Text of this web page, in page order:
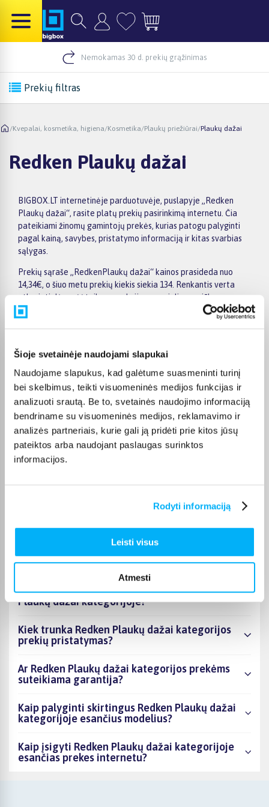
Šioje svetainėje naudojami slapukai
Naudojame slapukus, kad galėtume suasmeninti turinį
bei skelbimus, teikti visuomeninės medijos funkcijas ir
analizuoti srautą. Be to, svetainės naudojimo informaciją
bendriname su visuomeninės medijos, reklamavimo ir
analizės partneriais, kurie gali ją pridėti prie kitos jūsų
pateiktos arba naudojant paslaugas surinktos
informacijos.
Rodyti informaciją
Leisti visus
Atmesti
Nemokamas 30 d. prekių grąžinimas
Prekių filtras
/Kvepalai, kosmetika, higiena/Kosmetika/Plaukų priežiūrai/Plaukų dažai
Redken Plaukų dažai
BIGBOX.LT internetinėje parduotuvėje, puslapyje „Redken
Plaukų dažai“, rasite platų prekių pasirinkimą internetu. Čia
pateikiami žinomų gamintojų prekės, kurias patogu palyginti
pagal kainą, savybes, pristatymo informaciją ir kitas svarbias
sąlygas.
Prekių sąraše „RedkenPlaukų dažai“ kainos prasideda nuo
14,34€, o šiuo metu prekių kiekis siekia 134. Renkantis verta
atkreipti dėmesį į taikomas akcijas, specialius pasiūlymus,
techninius parametrus bei papildomas pirkimo sąlygas, kad
būtų lengviau išsirinkti geriausiai jūsų poreikius atitinkantį
Papildomi pasirinkimai ir prekių savybių filtrai padeda patogiai
susiaurinti asortimentą ir greičiau rasti tinkamą prekę.
Peržiūrėkite „RedkenPlaukų dažai“ pasiūlymus BIGBOX.LT,
palyginkite prekes ir pirkite internetu patogiai. Pasirinktą
prekę pristatysime per jos aprašyme nurodytą terminą.
Kokie Redken Plaukų dažai kategorijoje
esantys produktai šiuo metu populiariausi?
Kiek prekių yra Redken Plaukų dažai
kaina?
Ar BIGBOX.LT galima rasti akcijų Redken
Plaukų dažai kategorijoje?
Kiek trunka Redken Plaukų dažai kategorijos
prekių pristatymas?
Ar Redken Plaukų dažai kategorijos prekėms
suteikiama garantija?
Kaip palyginti skirtingus Redken Plaukų dažai
kategorijoje esančius modelius?
Kaip įsigyti Redken Plaukų dažai kategorijoje
esančias prekes internetu?